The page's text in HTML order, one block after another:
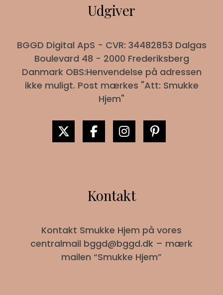
Udgiver
BGGD Digital ApS - CVR: 34482853 Dalgas
Boulevard 48 - 2000 Frederiksberg
Danmark OBS:Henvendelse på adressen
ikke muligt. Post mærkes "Att: Smukke
Hjem"
Kontakt
Kontakt Smukke Hjem på vores
centralmail bggd@bggd.dk – mærk
mailen “Smukke Hjem”